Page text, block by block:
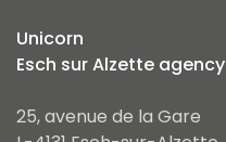
Unicorn
Esch sur Alzette agency
25, avenue de la Gare